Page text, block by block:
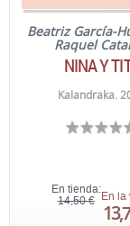
Beatriz García-
Raquel
NINA Y
Kalandraka.
En tienda:
14,50 € En la